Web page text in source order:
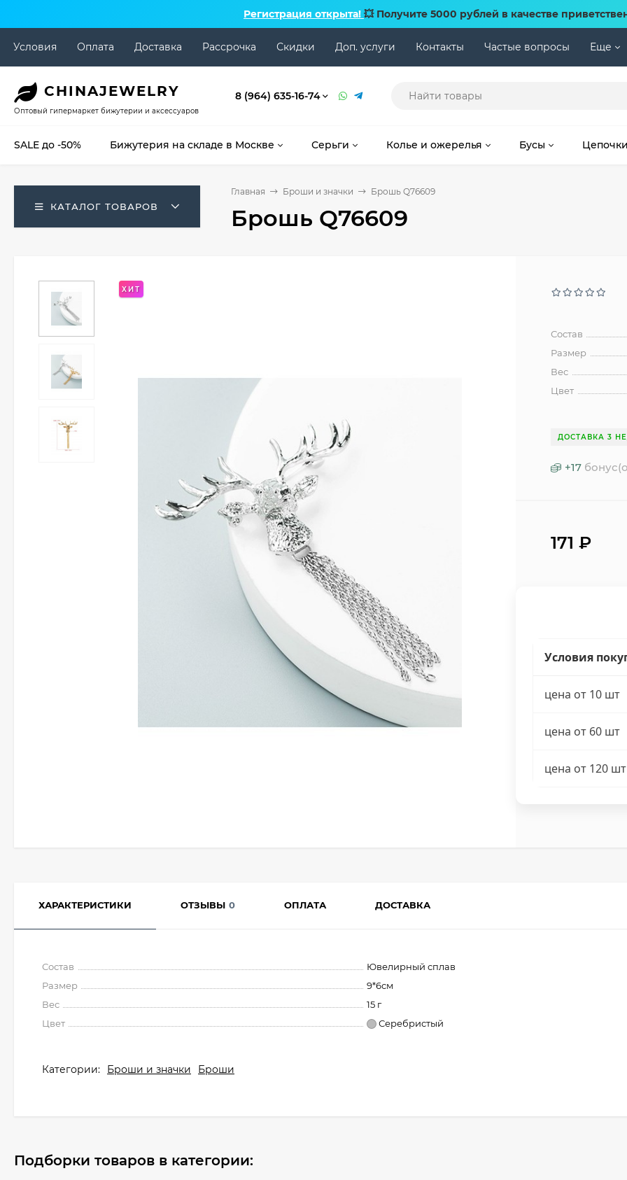
Регистрация открыта! 💥 Получите 5000 рублей в качестве
Условия Оплата Доставка Рассрочка Скидки Доп. услуги Контакты Частые вопросы Еще
CHINAJEWELRY
Оптовый гипермаркет бижутерии и аксессуаров
8 (964) 635-16-74
SALE до -50% Бижутерия на складе в Москве Серьги Колье и ожерелья Бусы Цепочки
КАТАЛОГ ТОВАРОВ
Главная Броши и значки Брошь Q76609
Брошь Q76609
ХИТ
Состав
Размер
Вес
Цвет
ДОСТАВКА 3
+17
171₽
Условия
цена от 10 шт
цена от 60 шт
цена от 120 шт
ХАРАКТЕРИСТИКИ ОТЗЫВЫ 0 ОПЛАТА ДОСТАВКА
Состав
Ювелирный сплав
Размер
9*6см
Вес
15 г
Цвет
Серебристый
Категории: Броши и значки Броши
Подборки товаров в категории: